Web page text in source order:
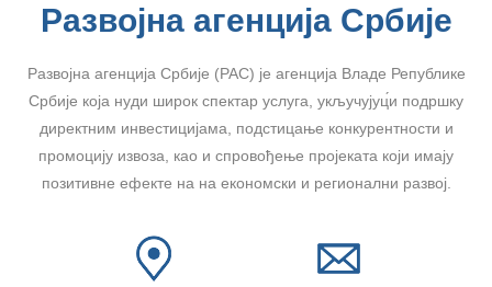
Развојна агенција Србије
Развојна агенција Србије (РАС) је агенција Владе Републике
Србије која нуди широк спектар услуга, укључујуц́и подршку
директним инвестицијама, подстицање конкурентности и
промоцију извоза, као и спровођење пројеката који имају
позитивне ефекте на на економски и регионални развој.